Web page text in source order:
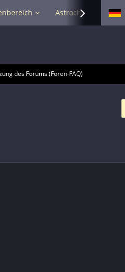
Astrochat - Smalltalk
des Forums (Foren-FAQ)